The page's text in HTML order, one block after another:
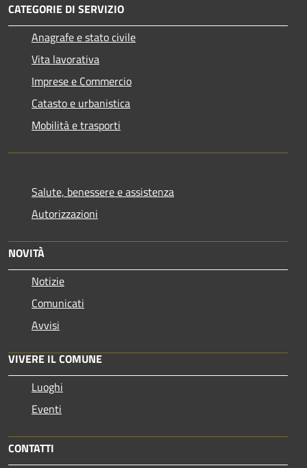
CATEGORIE DI SERVIZIO
Anagrafe e stato civile
Vita lavorativa
Imprese e Commercio
Catasto e urbanistica
Mobilità e trasporti
Salute, benessere e assistenza
Autorizzazioni
NOVITÀ
Notizie
Comunicati
Avvisi
VIVERE IL COMUNE
Luoghi
Eventi
CONTATTI